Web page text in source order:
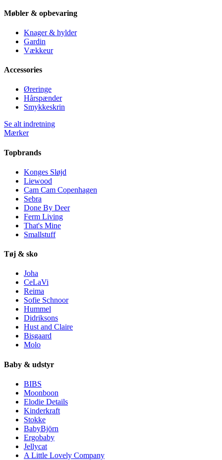
Møbler & opbevaring
Knager & hylder
Gardin
Vækkeur
Accessories
Øreringe
Hårspænder
Smykkeskrin
Se alt indretning
Mærker
Topbrands
Konges Sløjd
Liewood
Cam Cam Copenhagen
Sebra
Done By Deer
Ferm Living
That's Mine
Smallstuff
Tøj & sko
Joha
CeLaVi
Reima
Sofie Schnoor
Hummel
Didriksons
Hust and Claire
Bisgaard
Molo
Baby & udstyr
BIBS
Moonboon
Elodie Details
Kinderkraft
Stokke
BabyBjörn
Ergobaby
Jellycat
A Little Lovely Company